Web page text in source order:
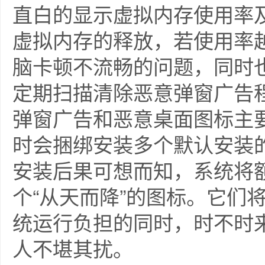
直白的显示虚拟内存使用
虚拟内存的释放，若使用
脑卡顿不流畅的问题，同
定期扫描清除恶意弹窗广告
弹窗广告和恶意桌面图标
时会捆绑安装多个默认安装
安装后果可想而知，系统
个“从天而降”的图标。它们
统运行负担的同时，时不
人不堪其扰。